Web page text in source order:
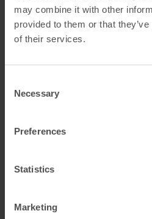
may combine it with other
provided to them or that
of their services.
Selection
Necessary
Preferences
Statistics
Marketing